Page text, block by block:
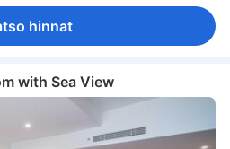
hinnat
with Sea View